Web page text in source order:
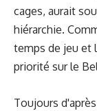
cages, aurait
hiérarchie.
temps de jeu et
priorité sur le
Toujours